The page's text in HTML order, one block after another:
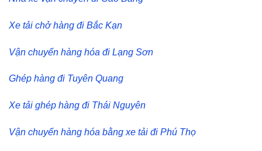
Xe tải chở hàng đi Bắc Kạn
Vận chuyển hàng hóa đi Lạng Sơn
Ghép hàng đi Tuyên Quang
Xe tải ghép hàng đi Thái Nguyên
Vận chuyển hàng hóa bằng xe tải đi Phú Thọ